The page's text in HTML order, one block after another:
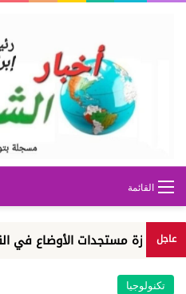
القائمة
عاجل الأوضاع في القطاع
تكنولوجيا